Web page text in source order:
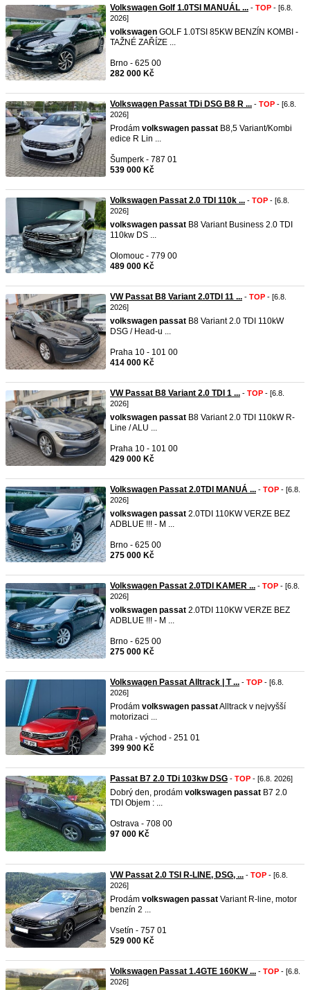
Volkswagen Golf 1.0TSI MANUÁL ... - TOP - [6.8.
2026]
volkswagen GOLF 1.0TSI 85KW BENZÍN KOMBI -
TAŽNÉ ZAŘÍZE ...
Brno - 625 00
282 000 Kč
Volkswagen Passat TDi DSG B8 R ... - TOP - [6.8.
2026]
Prodám volkswagen passat B8,5 Variant/Kombi
edice R Lin ...
Šumperk - 787 01
539 000 Kč
Volkswagen Passat 2.0 TDI 110k ... - TOP - [6.8.
2026]
volkswagen passat B8 Variant Business 2.0 TDI
110kw DS ...
Olomouc - 779 00
489 000 Kč
VW Passat B8 Variant 2.0TDI 11 ... - TOP - [6.8.
2026]
volkswagen passat B8 Variant 2.0 TDI 110kW
DSG / Head-u ...
Praha 10 - 101 00
414 000 Kč
VW Passat B8 Variant 2.0 TDI 1 ... - TOP - [6.8.
2026]
volkswagen passat B8 Variant 2.0 TDI 110kW R-
Line / ALU ...
Praha 10 - 101 00
429 000 Kč
Volkswagen Passat 2.0TDI MANUÁ ... - TOP - [6.8.
2026]
volkswagen passat 2.0TDI 110KW VERZE BEZ
ADBLUE !!! - M ...
Brno - 625 00
275 000 Kč
Volkswagen Passat 2.0TDI KAMER ... - TOP - [6.8.
2026]
volkswagen passat 2.0TDI 110KW VERZE BEZ
ADBLUE !!! - M ...
Brno - 625 00
275 000 Kč
Volkswagen Passat Alltrack | T ... - TOP - [6.8.
2026]
Prodám volkswagen passatAlltrack v nejvyšší
motorizaci ...
Praha - východ - 251 01
399 900 Kč
Passat B7 2.0 TDi 103kw DSG - TOP - [6.8. 2026]
Dobrý den, prodám volkswagen passat B7 2.0
TDI Objem : ...
Ostrava - 708 00
97 000 Kč
VW Passat 2.0 TSI R-LINE, DSG, ... - TOP - [6.8.
2026]
Prodám volkswagen passat Variant R-line, motor
benzín 2 ...
Vsetín - 757 01
529 000 Kč
Volkswagen Passat 1.4GTE 160KW ... - TOP - [6.8.
2026]